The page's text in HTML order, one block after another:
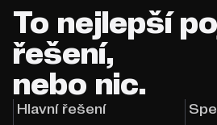
To nejlepší
řešení,
nebo nic.
Hlavní řešení